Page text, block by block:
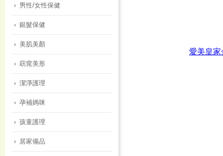
男性/女性保健
銀髮保健
美肌美顏
窈窕美形
潔淨護理
孕補媽咪
孩童護理
居家備品